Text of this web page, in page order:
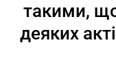
такими,
деяких